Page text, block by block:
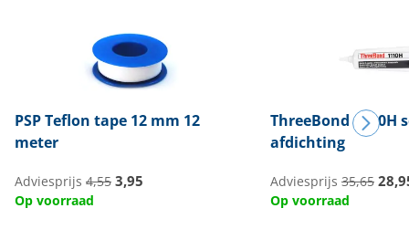
PSPTeflon tape 12 mm 12
meter
Adviesprijs 4,55 3,95
Op voorraad
ThreeBond1110H
afdichting
Adviesprijs 35,65
Op voorraad